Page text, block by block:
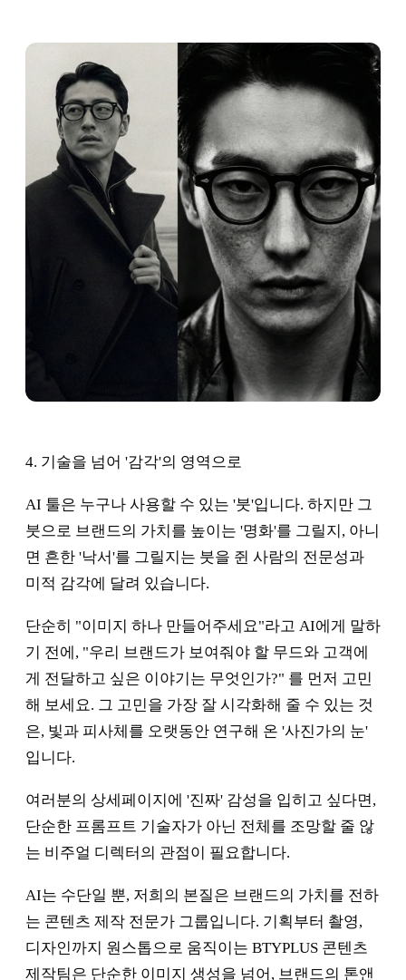
4. 기술을 넘어 '감각'의 영역으로
AI 툴은 누구나 사용할 수 있는 '붓'입니다. 하지만 그
붓으로 브랜드의 가치를 높이는 '명화'를 그릴지, 아니
면 흔한 '낙서'를 그릴지는 붓을 쥔 사람의 전문성과
미적 감각에 달려 있습니다.
단순히 "이미지 하나 만들어주세요"라고 AI에게 말하
기 전에, "우리 브랜드가 보여줘야 할 무드와 고객에
게 전달하고 싶은 이야기는 무엇인가?" 를 먼저 고민
해 보세요. 그 고민을 가장 잘 시각화해 줄 수 있는 것
은, 빛과 피사체를 오랫동안 연구해 온 '사진가의 눈'
입니다.
여러분의 상세페이지에 '진짜' 감성을 입히고 싶다면,
단순한 프롬프트 기술자가 아닌 전체를 조망할 줄 않
는 비주얼 디렉터의 관점이 필요합니다.
AI는 수단일 뿐, 저희의 본질은 브랜드의 가치를 전하
는 콘텐츠 제작 전문가 그룹입니다. 기획부터 촬영,
디자인까지 원스톱으로 움직이는 BTYPLUS 콘텐츠
제작팀은 단순한 이미지 생성을 넘어, 브랜드의 톤앤